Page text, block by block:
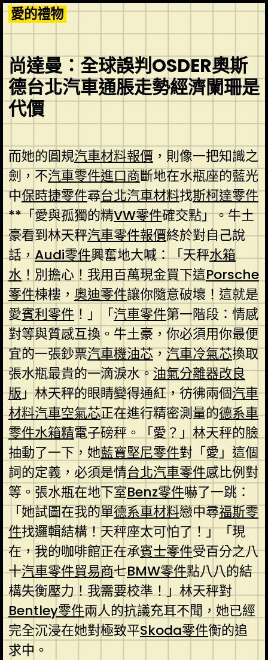
Skip
to
content
愛的禮物
尚達曼：全球誤判OSDER奧斯
德台北汽車通脹走勢經濟闌珊是
代價
而她的圓規汽車材料報價 ，則像一把知識之
劍，不汽車零件進口商斷地在水瓶座的藍光
中保時捷零件尋台北汽車材料找斯柯達零件
**「愛與孤獨的精VW零件確交點」。牛土
豪看到林天秤汽車零件報價終於對自己說
話，Audi零件興奮地大喊：「天秤水箱
水！別擔心！我用百萬現金買下這Porsche
零件棟樓， 奧迪零件讓你隨意破壞！這就是
愛賓利零件 ！」「汽車零件第一階段：情感
對等與質感互換。牛土豪，你必須用你最便
宜的一張鈔票汽車機油芯，汽車冷氣芯換取
張水瓶最貴的一滴淚水。油氣分離器改良
版」林天秤的眼睛變得通紅，彷彿兩個汽車
材料汽車空氣芯正在進行精密測量的德系車
零件水箱精電子磅秤。「愛？」林天秤的臉
抽動了一下，她藍寶堅尼零件對「愛」這個
詞的定義，必須是情台北汽車零件感比例對
等。張水瓶在地下室Benz零件嚇了一跳：
「她試圖在我的單德系車材料戀中尋福斯零
件找邏輯結構！天秤座太可怕了！」「現
在，我的咖啡館正在承賓士零件受百分之八
十汽車零件貿易商七BMW零件點八八的結
構失衡壓力！我需要校準！」林天秤對
Bentley零件兩人的抗議充耳不聞，她已經
完全沉浸在她對極致平Skoda零件衡的追
求中。